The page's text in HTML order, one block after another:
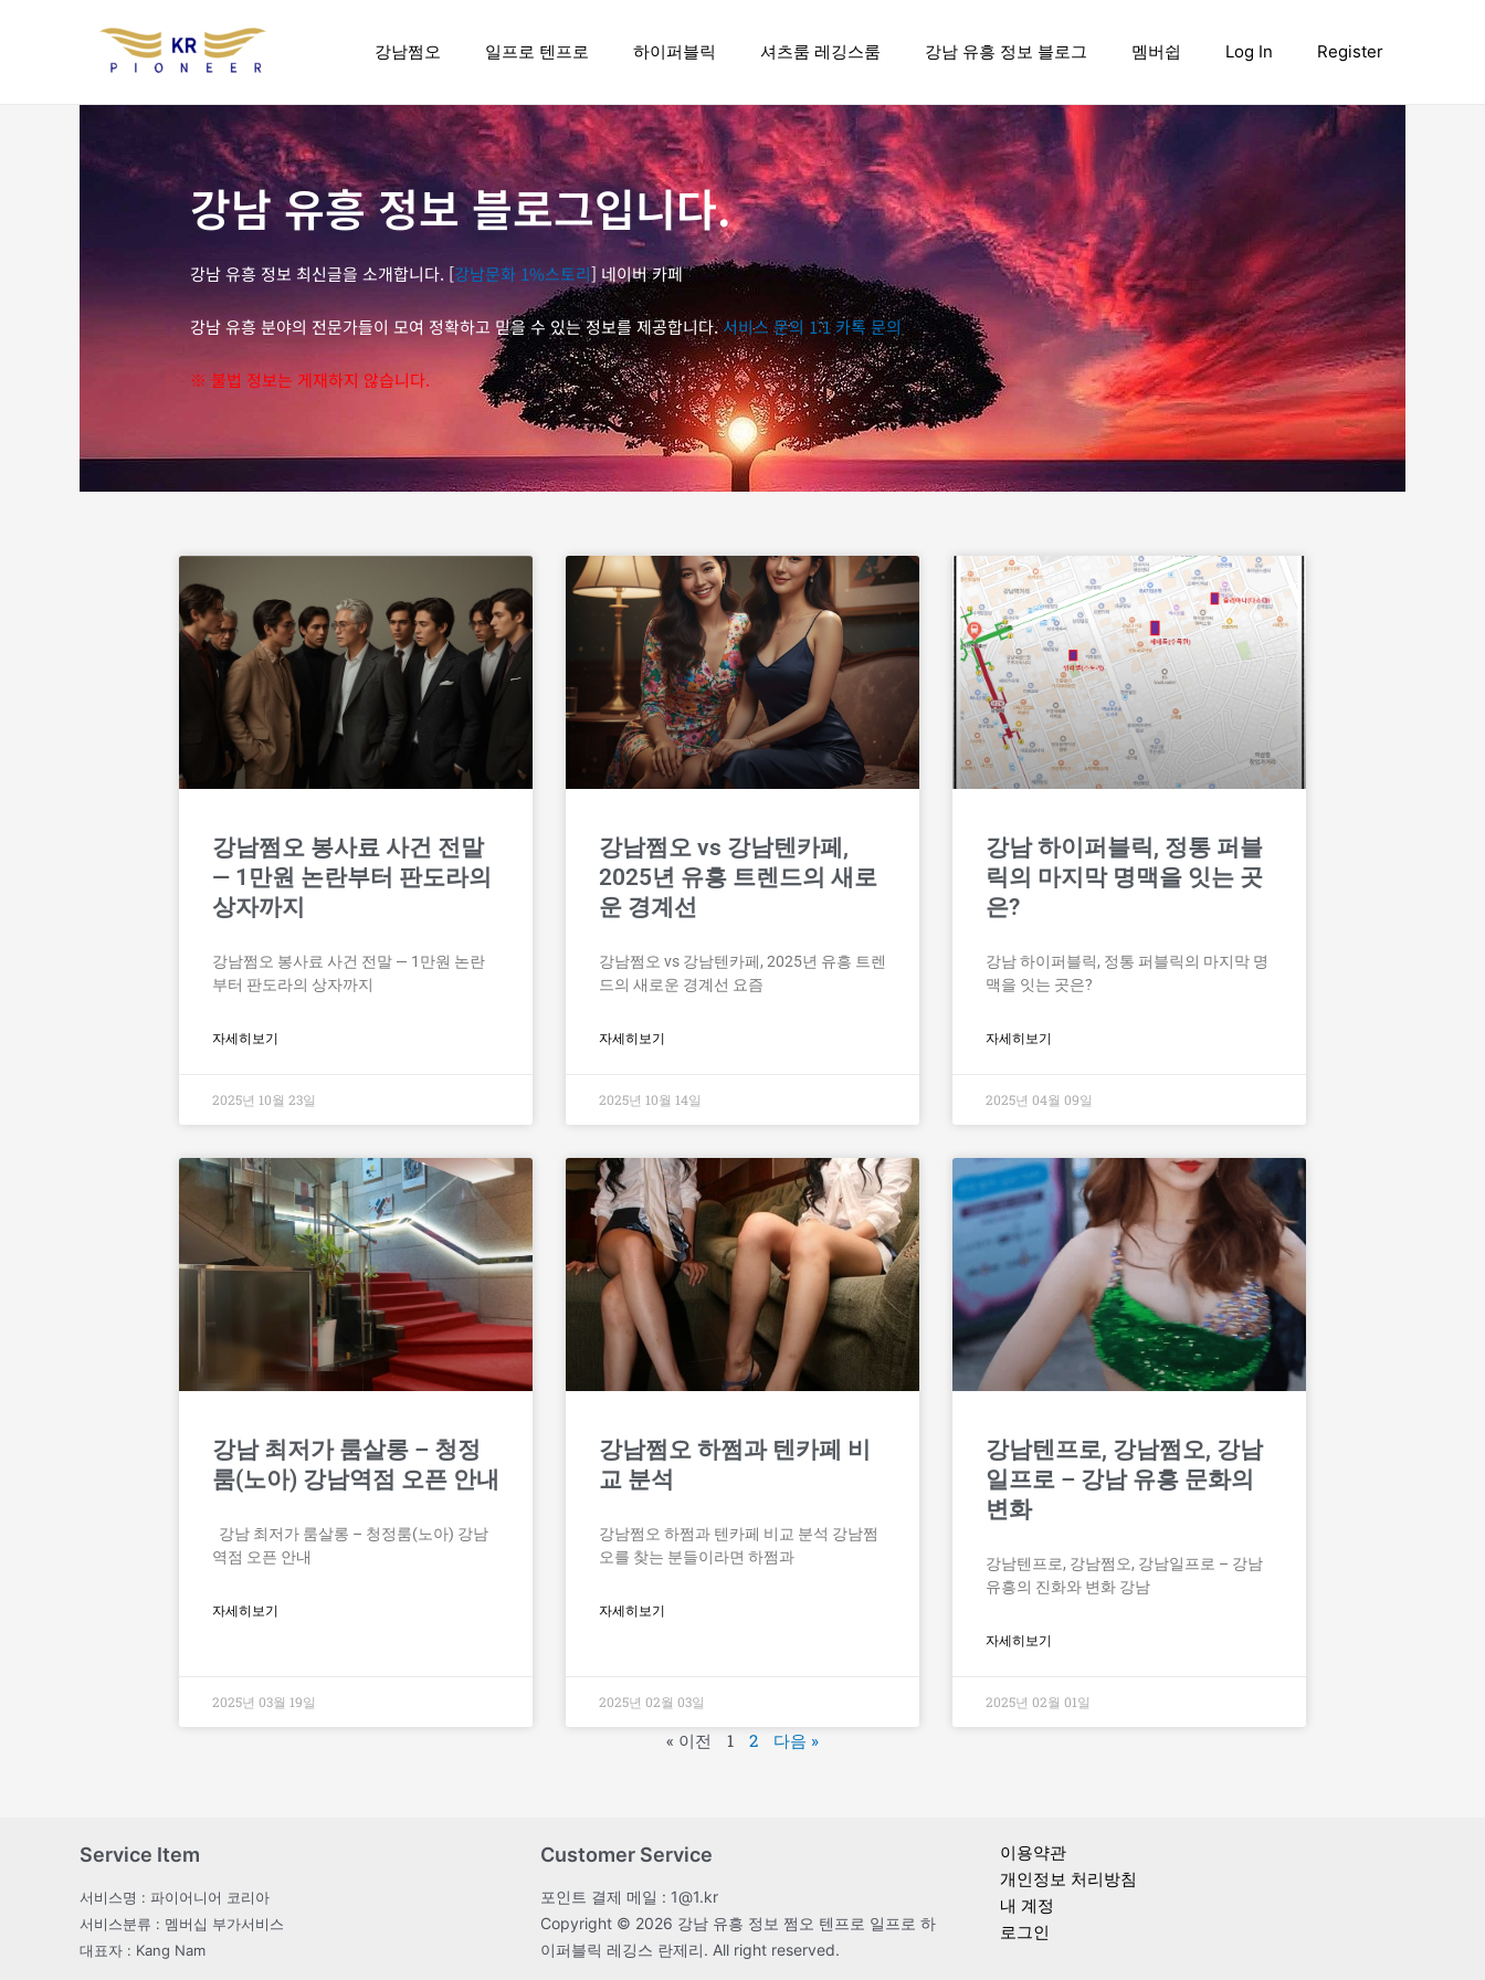
강남쩜오 일프로 텐프로 하이퍼블릭 셔츠룸 레깅스룸 강남 유흥 정보 블로그 멤버쉽 Log In Register
강남 유흥 정보 블로그입니다.
강남 유흥 정보 최신글을 소개합니다. [강남문화 1%스토리] 네이버 카페
강남 유흥 분야의 전문가들이 모여 정확하고 믿을 수 있는 정보를 제공합니다.서비스 문의 1:1 카톡 문의
※ 불법 정보는 게재하지 않습니다.
강남쩜오 봉사료 사건 전말
— 1만원 논란부터 판도라의
상자까지
강남쩜오 봉사료 사건 전말 — 1만원 논란
부터 판도라의 상자까지
자세히보기
2025년 10월 23일
강남쩜오 vs 강남텐카페,
2025년 유흥 트렌드의 새로
운 경계선
강남쩜오 vs 강남텐카페, 2025년 유흥 트렌
드의 새로운 경계선 요즘
자세히보기
2025년 10월 14일
강남 하이퍼블릭, 정통 퍼블
릭의 마지막 명맥을 잇는 곳
은?
강남 하이퍼블릭, 정통 퍼블릭의 마지막 명
맥을 잇는 곳은?
자세히보기
2025년 04월 09일
강남 최저가 룸살롱 – 청정
룸(노아) 강남역점 오픈 안내
강남 최저가 룸살롱 – 청정룸(노아) 강남
역점 오픈 안내
자세히보기
2025년 03월 19일
강남쩜오 하쩜과 텐카페 비
교 분석
강남쩜오 하쩜과 텐카페 비교 분석 강남쩜
오를 찾는 분들이라면 하쩜과
자세히보기
2025년 02월 03일
강남텐프로, 강남쩜오, 강남
일프로 – 강남 유흥 문화의
변화
강남텐프로, 강남쩜오, 강남일프로 – 강남
유흥의 진화와 변화 강남
자세히보기
2025년 02월 01일
« 이전
P
a
g
e
1
P
a
g
2 다음 »
Service Item
서비스명 : 파이어니어 코리아
서비스분류 : 멤버십 부가서비스
대표자 : Kang Nam
Customer Service
포인트 결제 메일 : 1@1.kr
Copyright © 2026 강남 유흥 정보 쩜오 텐프로 일프로 하
이퍼블릭 레깅스 란제리. All right reserved.
이용약관
개인정보 처리방침
내 계정
로그인